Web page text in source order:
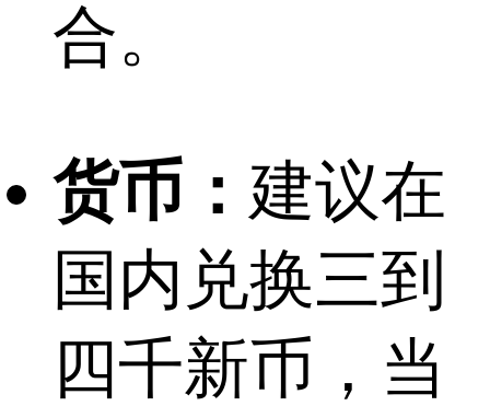
合。
货币： 建议在
国内兑换三到
四千新币，当